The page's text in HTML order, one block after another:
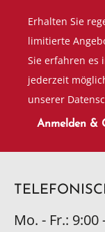
Erhalten Sie
limitierte
Sie erfahren es
jederzeit
unserer
Anmelden &
Mo. - Fr.: